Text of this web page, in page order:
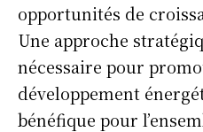
opportunités de
Une approche
nécessaire pour
développement
bénéfique pour